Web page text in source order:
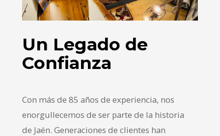
Un Legado de
Confianza
Con más de 85 años de experiencia, nos
enorgullecemos de ser parte de la historia
de Jaén. Generaciones de clientes han